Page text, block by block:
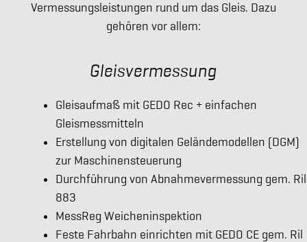
Vermessungsleistungen rund um das Gleis. Dazu
gehören vor allem:
Gleisvermessung
Gleisaufmaß mit GEDO Rec + einfachen
Gleismessmitteln
Erstellung von digitalen Geländemodellen (DGM)
zur Maschinensteuerung
Durchführung von Abnahmevermessung gem.
883
MessReg Weicheninspektion
Feste Fahrbahn einrichten mit GEDO CE gem. Ril